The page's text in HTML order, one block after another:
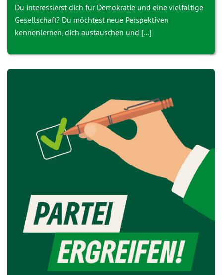
Du interessierst dich für Demokratie und eine vielfältige
Gesellschaft? Du möchtest neue Perspektiven
kennenlernen, dich austauschen und [...]